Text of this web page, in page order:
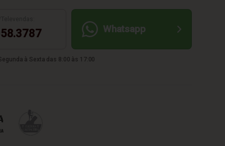
Whatsapp
à Sexta das 8:00 às 17:00